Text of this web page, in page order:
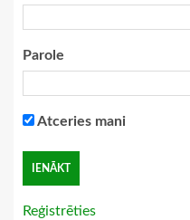
Parole
Atceries mani
Reģistrēties